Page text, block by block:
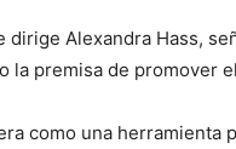
dirige Alexandra Hass,
la premisa de promover
como una